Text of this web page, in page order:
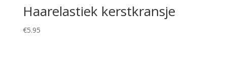
Haarelastiek kerstkransje
€5.95